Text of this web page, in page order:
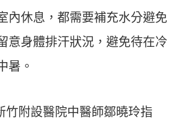
內休息，都需要補充水分避免
意身體排汗狀況，避免待在冷
暑。
竹附設醫院中醫師鄒曉玲指